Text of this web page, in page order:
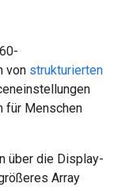
von strukturierten
für Menschen
über die Display-
Array